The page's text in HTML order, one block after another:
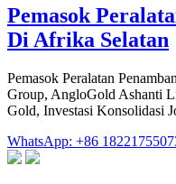
Pemasok
Di Afrika Selatan
Pemasok Peralatan
Group, AngloGold Ashanti
Gold, Investasi Konsolidasi
WhatsApp: +86